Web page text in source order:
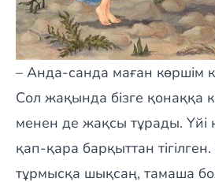
– Анда-санда маған көршім
Сол жақында бізге қонаққа
менен де жақсы тұрады. Үйі
қап-қара барқыттан
тұрмысқа шықсаң, тамаша